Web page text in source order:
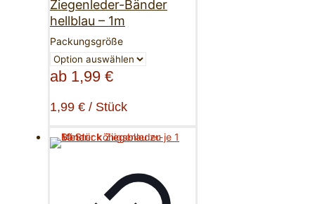
Ziegenleder-Bänder
hellblau – 1m
Packungsgröße
ab 1,99 €
1,99 € / Stück